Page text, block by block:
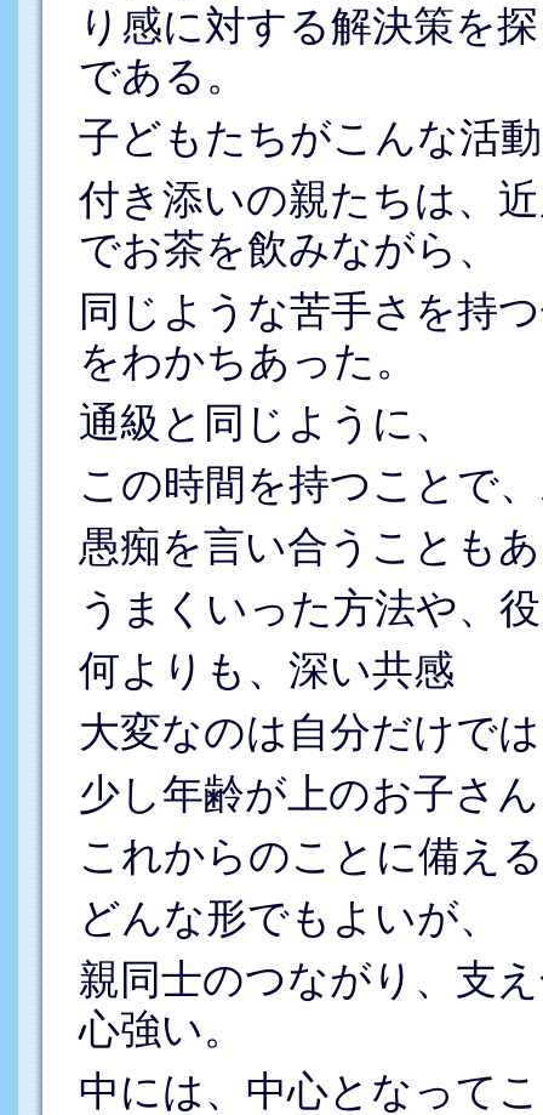
り感に対する解決策を
である。
子どもたちがこんな活
付き添いの親たちは、
でお茶を飲みながら、
同じような苦手さを持
をわかちあった。
通級と同じように、
この時間を持つことで
愚痴を言い合うことも
うまくいった方法や、
何よりも、深い共感
大変なのは自分だけで
少し年齢が上のお子さ
これからのことに備え
どんな形でもよいが、
親同士のつながり、支
心強い。
中には、中心となって